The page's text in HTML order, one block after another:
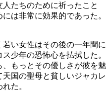
たちのために祈ったこと
は非常に効果的であった。
い女性はその後の一年間に
少年の恐怖心を払拭した。
もっとその優しさが彼を魅
国の聖母と貧しいジャカレ
た。